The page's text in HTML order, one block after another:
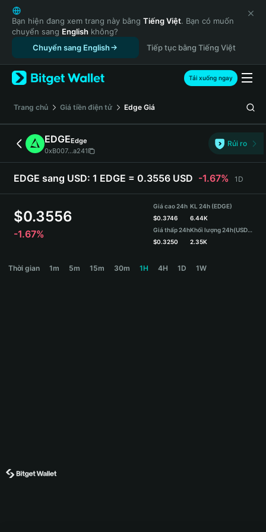
English
日本語
Tiếng Việt
Русский
Español (Latinoamérica)
Türkçe
Français
Deutsch
简体中文
繁體中文
Português (Portugal)
Bahasa Indonesia
ภาษาไทย
Español
Español (Argentina)
Bạn hiện đang xem trang này bằng Tiếng Việt. Bạn có muốn
chuyển sang English không?
Chuyển sang English
Tiếp tục bằng Tiếng Việt
Tải xuống ngay
‌Trang chủ Giá tiền điện tử Edge Giá
EDGEEdge
0xB007...a241
Rủi ro
EDGE sang USD: 1 EDGE = 0.3556 USD -1.67% 1D
$0.3556
-1.67%
Giá cao 24h
$0.3746
Giá thấp 24h
$0.3250
KL 24h (EDGE)
6.44K
Khối lượng 24h(USDT)
2.35K
Thời gian 1m 5m 15m 30m 1H 4H 1D 1W